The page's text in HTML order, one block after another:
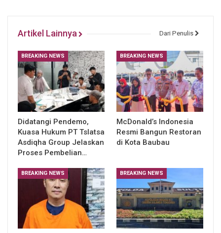
Artikel Lainnya Dari Penulis
BREAKING NEWS
Didatangi Pendemo,
Kuasa Hukum PT Tslatsa
Asdiqha Group Jelaskan
Proses Pembelian…
BREAKING NEWS
McDonald’s Indonesia
Resmi Bangun Restoran
di Kota Baubau
BREAKING NEWS BREAKING NEWS